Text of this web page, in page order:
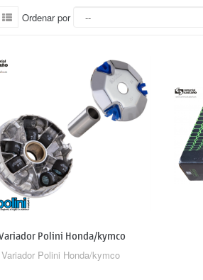
Ordenar por
Polini Honda/kymco
Variador Polini Honda/kymco